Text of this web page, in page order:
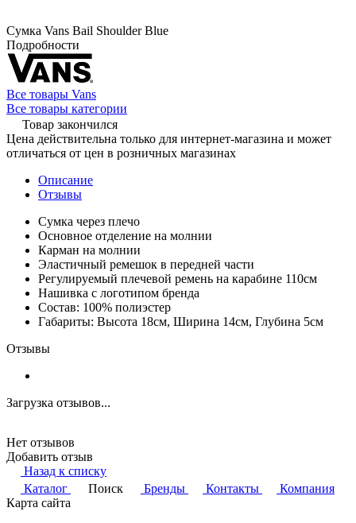
Сумка Vans Bail Shoulder Blue
Подробности
Все товары Vans
Все товары категории
Товар закончился
Цена действительна только для интернет-магазина и может
отличаться от цен в розничных магазинах
Описание
Отзывы
Сумка через плечо
Основное отделение на молнии
Карман на молнии
Эластичный ремешок в передней части
Регулируемый плечевой ремень на карабине 110см
Нашивка с логотипом бренда
Состав: 100% полиэстер
Габариты: Высота 18см, Ширина 14см, Глубина 5см
Отзывы
Загрузка отзывов...
Нет отзывов
Добавить отзыв
Назад к списку
Каталог
Поиск Бренды Контакты
Компания
Карта сайта